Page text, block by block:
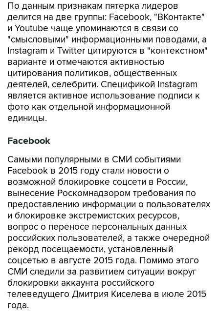
По данным признакам пятерка лидеров
делится на две группы: Facebook, "ВКонтакте"
и Youtube чаще упоминаются в связи со
"смысловыми" информационными поводами, а
Instagram и Twitter цитируются в "контекстном"
варианте и отмечаются активностью
цитирования политиков, общественных
деятелей, селебрити. Спецификой Instagram
является активное использование подписи к
фото как отдельной информационной
единицы.
Facebook
Самыми популярными в СМИ событиями
Facebook в 2015 году стали новости о
возможной блокировке соцсети в России,
вынесение Роскомнадзором требования по
предоставлению информации о пользователях
и блокировке экстремистских ресурсов,
вопрос о переносе персональных данных
российских пользователей, а также очередной
рекорд посещаемости, установленный
соцсетью в августе 2015 года. Помимо этого
СМИ следили за развитием ситуации вокруг
блокировки аккаунта российского
телеведущего Дмитрия Киселева в июле 2015
года.